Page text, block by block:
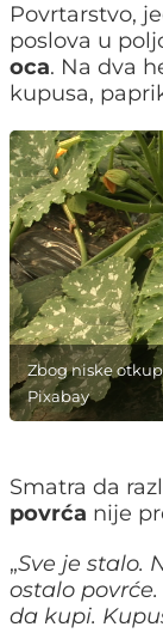
Povrtarstvo,
poslova u
oca. Na dva
kupusa,
Zbog niske
Pixabay
Smatra da
povrća nije
„Sve je stalo.
ostalo
da kupi.